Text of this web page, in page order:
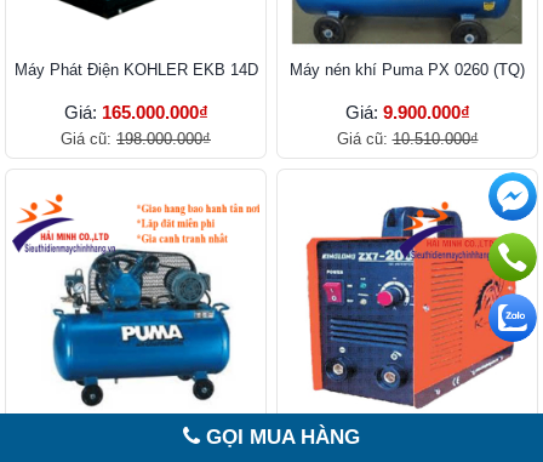
Máy Phát Điện KOHLER EKB 14D
Giá: 165.000.000₫
Giá cũ: 198.000.000₫
Máy nén khí Puma PX 0260 (TQ)
Giá: 9.900.000₫
Giá cũ:10.510.000₫
Máy nén khí Puma PK 0260
MÁY HÀN ĐIỆN TỬ KINGLONG
GỌI MUA HÀNG